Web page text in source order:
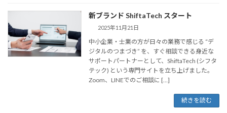
新ブランド ShiftaTech スタート
2025年11月21日
中小企業・士業の方が日々の業務で感じる “デ
ジタルのつまづき” を、すぐ相談できる身近な
サポートパートナーとして、ShiftaTech (シフタ
テック) という専門サイトを立ち上げました。
Zoom、LINEでのご相談に […]
続きを読む